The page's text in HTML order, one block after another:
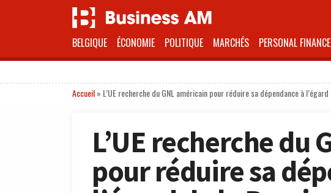
BELGIQUE ÉCONOMIE POLITIQUE MARCHÉS PERSONAL FINANCE
Accueil» L’UE recherche du GNL américain pour réduire sa dépendance à
L’UE recherche du
pour réduire sa